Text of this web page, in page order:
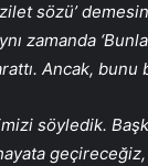
sözü’
zamanda
Ancak, bunu
söyledik.
geçireceğiz,